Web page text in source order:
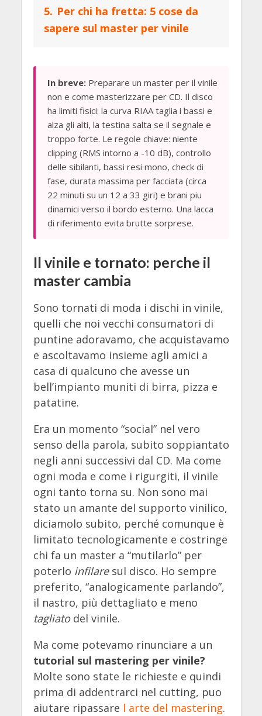
5. Per chi ha fretta: 5 cose da
sapere sul master per vinile
In breve:Preparare un master per il vinile
non e come masterizzare per CD. Il disco
ha limiti fisici: la curva RIAA taglia i bassi e
alza gli alti, la testina salta se il segnale e
troppo forte. Le regole chiave: niente
clipping (RMS intorno a -10 dB), controllo
delle sibilanti, bassi resi mono, check di
fase, durata massima per facciata (circa
22 minuti su un 12 a 33 giri) e brani piu
dinamici verso il bordo esterno. Una lacca
di riferimento evita brutte sorprese.
Il vinile e tornato: perche il
master cambia
Sono tornati di moda i dischi in vinile,
quelli che noi vecchi consumatori di
puntine adoravamo, che acquistavamo
e ascoltavamo insieme agli amici a
casa di qualcuno che avesse un
bell’impianto muniti di birra, pizza e
patatine.
Era un momento “social” nel vero
senso della parola, subito soppiantato
negli anni successivi dal CD. Ma come
ogni moda e come i rigurgiti, il vinile
ogni tanto torna su. Non sono mai
stato un amante del supporto vinilico,
diciamolo subito, perché comunque è
limitato tecnologicamente e costringe
chi fa un master a “mutilarlo” per
poterlo infilare sul disco. Ho sempre
preferito, “analogicamente parlando”,
il nastro, più dettagliato e meno
tagliato del vinile.
Ma come potevamo rinunciare a un
tutorial sul mastering per vinile?
Molte sono state le richieste e quindi
prima di addentrarci nel cutting, puo
aiutare ripassare l arte del mastering.